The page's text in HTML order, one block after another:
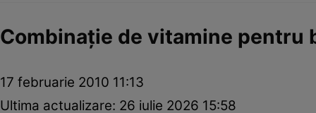
Combinaţie de vitamine pentru
17 februarie 2010 11:13
Ultima actualizare: 26 iulie 2026 15:58